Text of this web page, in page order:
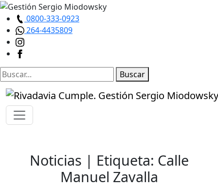
0800-333-0923
264-4435809
Buscar
Noticias | Etiqueta: Calle
Manuel Zavalla